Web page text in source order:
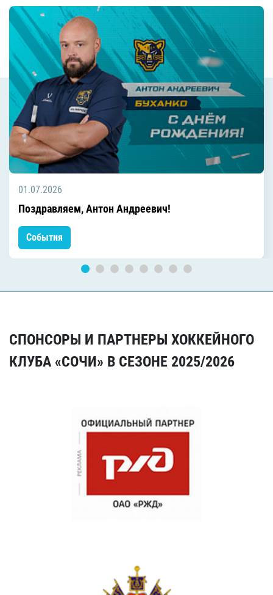
01.07.2026
Поздравляем, Антон Андреевич!
События
СПОНСОРЫ И ПАРТНЕРЫ ХОККЕЙНОГО
КЛУБА «СОЧИ» В СЕЗОНЕ 2025/2026